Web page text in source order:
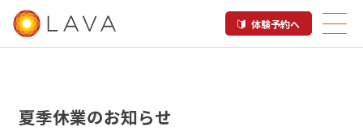
体験予約へ
夏季休業のお知らせ